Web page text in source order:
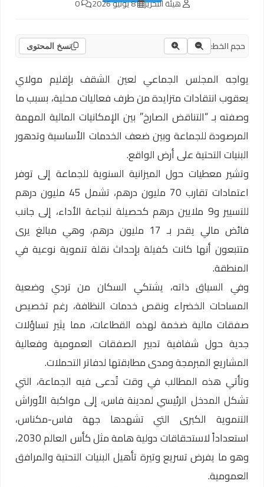
هيئة التحرير 8 يونيو 2026 0
حجم الخط: نسخ المحتوى
يواجه المجلس الجماعي لعين الشقف بإقليم مولاي
يعقوب انتقادات متزايدة من طرف فعاليات محلية، بسبب ما
وصفته بـ “التناقض الصارخ” بين الإمكانيات المالية المهمة
المرصودة للجماعة وبين ضعف الخدمات الأساسية وتدهور
البنيات التحتية على أرض الواقع.
وتشير معطيات حول الميزانية السنوية للجماعة إلى توفر
اعتمادات تقارب 70 مليون درهم، تشمل 45 مليون درهم
للتسيير و9 ملايين درهم كحصيلة لنجاعة الأداء، إلى جانب
فائض مالي يقدر بـ 17 مليون درهم، وهي مبالغ يرى
متتبعون أنها كانت كفيلة بإحداث نقلة تنموية نوعية في
المنطقة.
وفي السياق ذاته، يشتكي السكان من تردي وضعية
المساحات الخضراء ونقص خدمات النظافة، رغم تخصيص
صفقات مالية ضخمة لهذه القطاعات، مما يثير تساؤلات
جدية حول شفافية تدبير الصفقات العمومية وفعالية
المشاريع المبرمجة ومدى مطابقتها لدفاتر التحملات.
وتأتي هذه المطالب في وقت تُدعى فيه الجماعة، التي
تشكل المدخل الرئيسي لمدينة فاس، إلى مواكبة الأوراش
التنموية الكبرى التي تشهدها جهة فاس-مكناس،
استعداداً لاستحقاقات دولية هامة مثل كأس العالم 2030،
وهو ما يفرض تسريع وتيرة تأهيل البنيات التحتية والمرافق
العمومية.